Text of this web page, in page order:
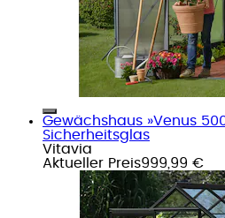
Gewächshaus »Venus
Sicherheitsglas
Vitavia
Aktueller Preis999,99 €